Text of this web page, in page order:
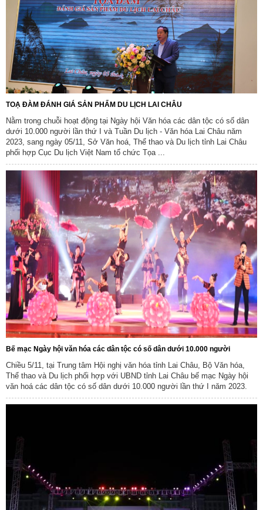
TOẠ ĐÀM ĐÁNH GIÁ SẢN PHẨM DU LỊCH LAI CHÂU
Nằm trong chuỗi hoạt động tại Ngày hội Văn hóa các dân tộc có số dân
dưới 10.000 người lần thứ I và Tuần Du lịch - Văn hóa Lai Châu năm
2023, sang ngày 05/11, Sở Văn hoá, Thể thao và Du lịch tỉnh Lai Châu
phối hợp Cục Du lịch Việt Nam tổ chức Tọa ...
Bế mạc Ngày hội văn hóa các dân tộc có số dân dưới 10.000 người
Chiều 5/11, tại Trung tâm Hội nghị văn hóa tỉnh Lai Châu, Bộ Văn hóa,
Thể thao và Du lịch phối hợp với UBND tỉnh Lai Châu bế mạc Ngày hội
văn hoá các dân tộc có số dân dưới 10.000 người lần thứ I năm 2023.